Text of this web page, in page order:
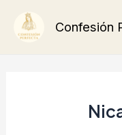
Confesión